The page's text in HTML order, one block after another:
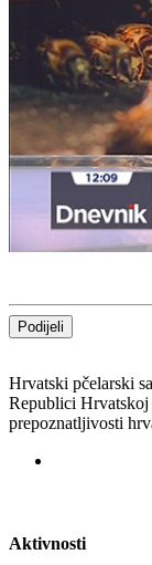
Podijeli
Hrvatski pčelarski
Republici Hrvatskoj
prepoznatljivosti
Aktivnosti